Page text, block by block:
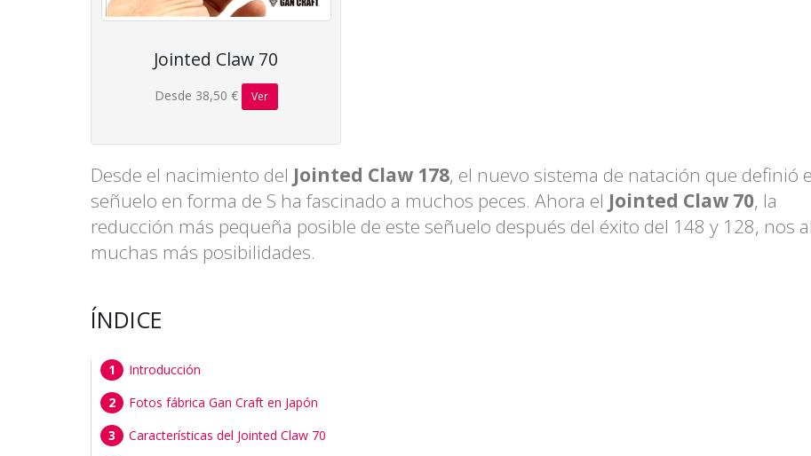
Jointed Claw 70
Desde 38,50 € Ver
Desde el nacimiento del Jointed Claw 178, el nuevo sistema de natación que definió
señuelo en forma de S ha fascinado a muchos peces. Ahora el Jointed Claw 70, la
reducción más pequeña posible de este señuelo después del éxito del 148 y 128, nos
muchas más posibilidades.
ÍNDICE
Introducción
Fotos fábrica Gan Craft en Japón
Características del Jointed Claw 70